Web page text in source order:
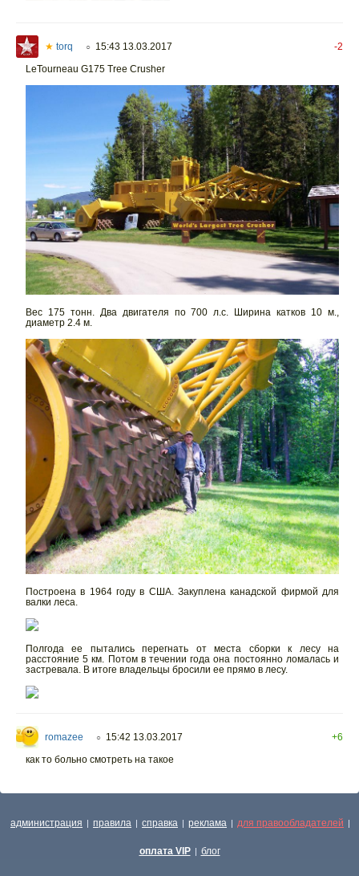
★ torq ○ 15:43 13.03.2017
-2
LeTourneau G175 Tree Crusher
Вес 175 тонн. Два двигателя по 700 л.с. Ширина катков 10 м.,
диаметр 2.4 м.
Построена в 1964 году в США. Закуплена канадской фирмой для
валки леса.
Полгода ее пытались перегнать от места сборки к лесу на
расстояние 5 км. Потом в течении года она постоянно ломалась и
застревала. В итоге владельцы бросили ее прямо в лесу.
romazee ○ 15:42 13.03.2017
+6
как то больно смотреть на такое
администрация | правила | справка | реклама | для правообладателей |
оплата VIP | блог